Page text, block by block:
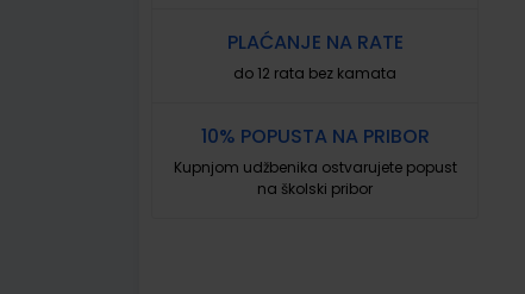
PLAĆANJE NA RATE
do 12 rata bez kamata
10% POPUSTA NA PRIBOR
Kupnjom udžbenika ostvarujete popust
na školski pribor